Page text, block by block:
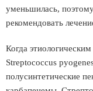
уменьшилась,
рекомендовать
Когда
Streptococcus
полусинтетические